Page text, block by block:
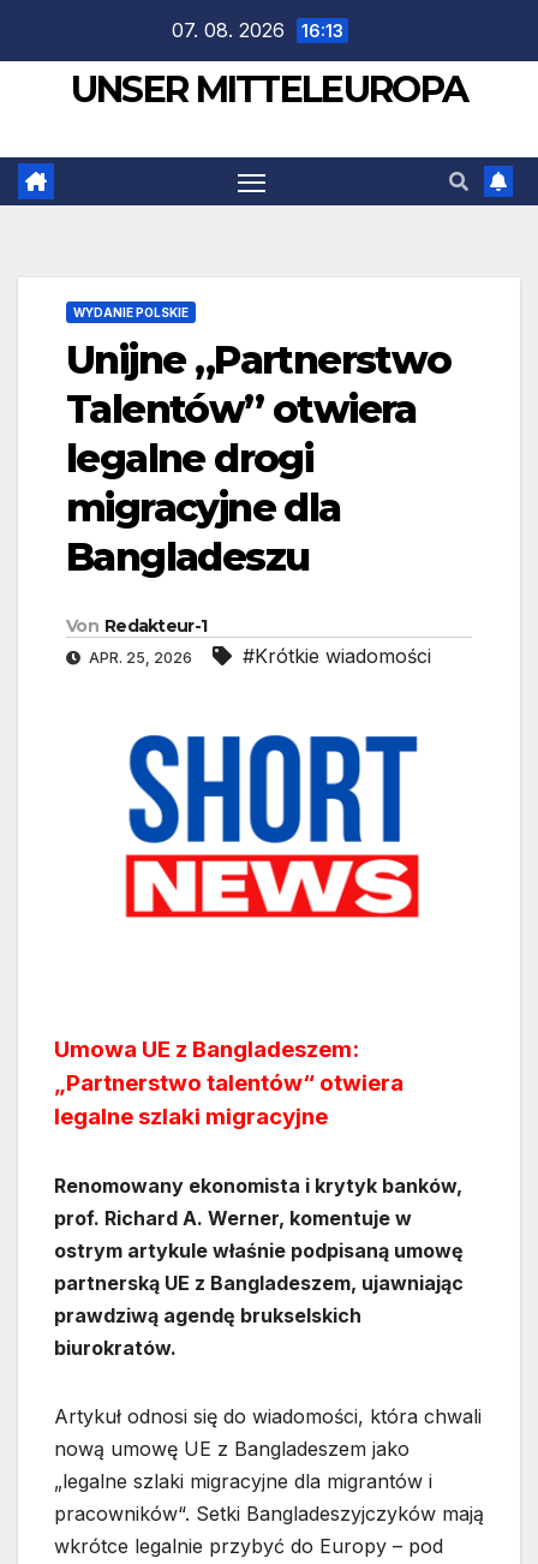
springen
07. 08. 2026 16:13
UNSER MITTELEUROPA
WYDANIE POLSKIE
Unijne „Partnerstwo
Talentów” otwiera
legalne drogi
migracyjne dla
Bangladeszu
Von Redakteur-1
APR. 25, 2026 #Krótkie wiadomości
Umowa UE z Bangladeszem:
„Partnerstwo talentów“ otwiera
legalne szlaki migracyjne
Renomowany ekonomista i krytyk banków,
prof. Richard A. Werner, komentuje w
ostrym artykule właśnie podpisaną umowę
partnerską UE z Bangladeszem, ujawniając
prawdziwą agendę brukselskich
biurokratów.
Artykuł odnosi się do wiadomości, która chwali
nową umowę UE z Bangladeszem jako
„legalne szlaki migracyjne dla migrantów i
pracowników“. Setki Bangladeszyjczyków mają
wkrótce legalnie przybyć do Europy – pod